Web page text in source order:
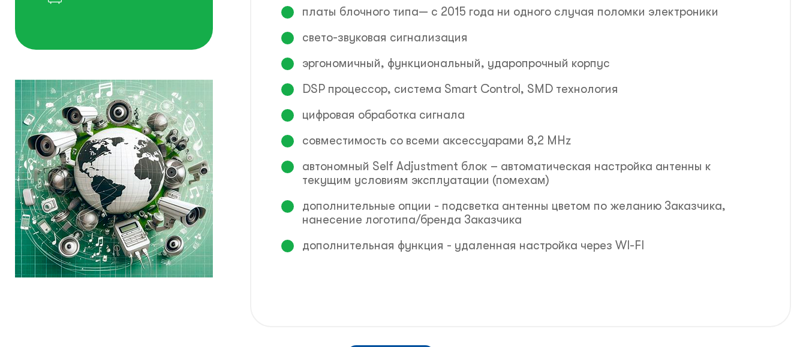
платы блочного типа— с 2015 года ни одного случая поломки электроники
свето-звуковая сигнализация
эргономичный, функциональный, ударопрочный корпус
DSP процессор, система Smart Control, SMD технология
цифровая обработка сигнала
совместимость со всеми аксессуарами 8,2 MHz
автономный Self Adjustment блок – автоматическая настройка антенны к
текущим условиям эксплуатации (помехам)
дополнительные опции - подсветка антенны цветом по желанию Заказчика,
нанесение логотипа/бренда Заказчика
дополнительная функция - удаленная настройка через WI-FI